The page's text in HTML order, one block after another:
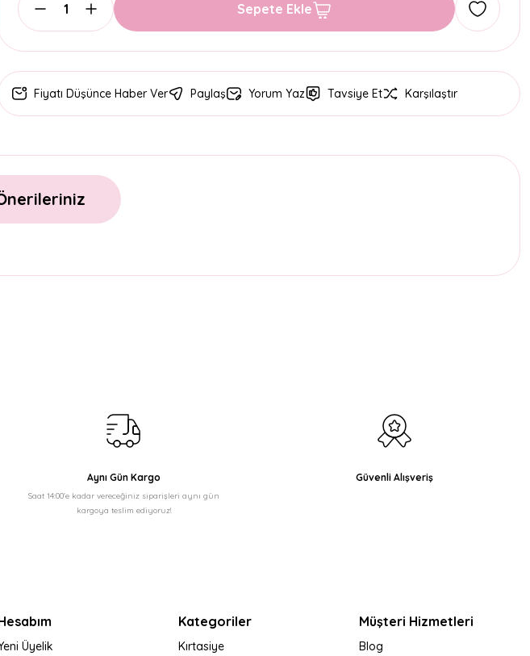
Sepete Ekle
Fiyatı Düşünce Haber Ver Paylaş Yorum Yaz Tavsiye Et Karşılaştır
Aynı Gün Kargo
Saat 14:00'e kadar vereceğiniz siparişleri aynı gün
kargoya teslim ediyoruz!
Güvenli Alışveriş
Üyelik
Kategoriler
Kırtasiye
Müşteri Hizmetleri
Blog